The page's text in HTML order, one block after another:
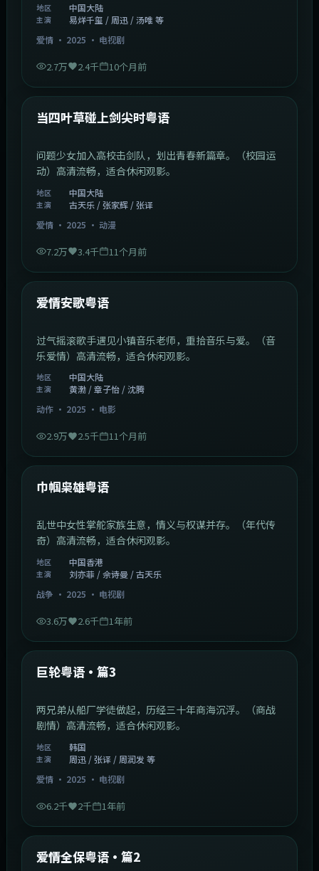
地区 中国大陆
主演
易烊千玺 / 周迅 / 汤唯 等
爱情· 2025 · 电视剧
2.7万 2.4千 10个月前
最新
当四叶草碰上剑尖时粤语
问题少女加入高校击剑队，划出青春新篇章。（校园运
动）高清流畅，适合休闲观影。
地区 中国大陆
主演
古天乐 / 张家辉 / 张译
爱情· 2025 · 动漫
7.2万 3.4千 11个月前
最新
爱情安歌粤语
过气摇滚歌手遇见小镇音乐老师，重拾音乐与爱。（音
乐爱情）高清流畅，适合休闲观影。
地区 中国大陆
主演
黄渤 / 章子怡 / 沈腾
动作· 2025 · 电影
2.9万 2.5千 11个月前
最新
巾帼枭雄粤语
乱世中女性掌舵家族生意，情义与权谋并存。（年代传
奇）高清流畅，适合休闲观影。
地区 中国香港
主演
刘亦菲 / 佘诗曼 / 古天乐
战争 · 2025 · 电视剧
3.6万 2.6千 1年前
最新
巨轮粤语·篇3
两兄弟从船厂学徒做起，历经三十年商海沉浮。（商战
剧情）高清流畅，适合休闲观影。
地区 韩国
主演
周迅 / 张译 / 周润发 等
爱情· 2025 · 电视剧
6.2千 2千 1年前
最新
爱情全保粤语·篇2